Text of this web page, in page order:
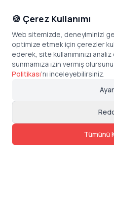
🍪 Çerez Kullanımı
Web sitemizde, deneyiminizi
optimize etmek için çerezler
ederek, site kullanımınızı
sunmamıza izin vermiş
Politikası’nı inceleyebilirsiniz.
Tümünü